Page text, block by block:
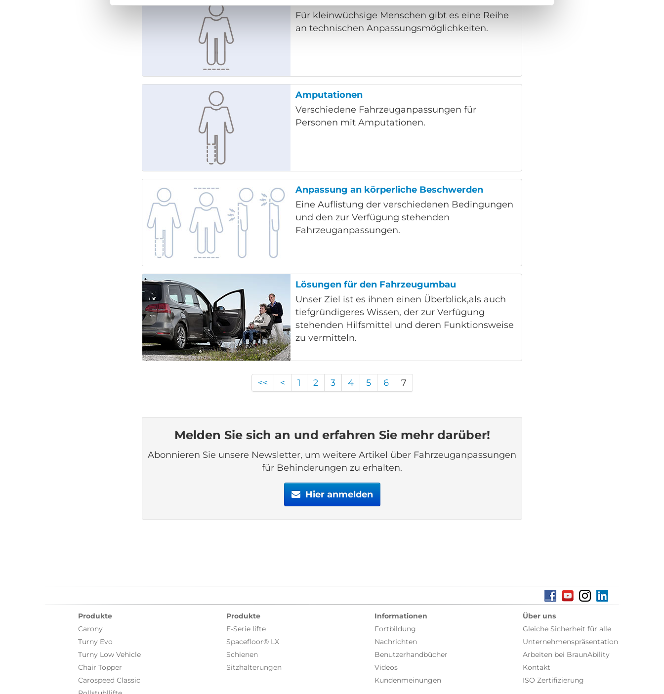
Für kleinwüchsige Menschen gibt es eine Reihe
an technischen Anpassungsmöglichkeiten.
Amputationen
Verschiedene Fahrzeuganpassungen für
Personen mit Amputationen.
Anpassung an körperliche Beschwerden
Eine Auflistung der verschiedenen Bedingungen
und den zur Verfügung stehenden
Fahrzeuganpassungen.
Lösungen für den Fahrzeugumbau
Unser Ziel ist es ihnen einen Überblick,als auch
tiefgründigeres Wissen, der zur Verfügung
stehenden Hilfsmittel und deren Funktionsweise
zu vermitteln.
<< < 1 2 3 4 5 6 7
Melden Sie sich an und erfahren Sie mehr darüber!
Abonnieren Sie unsere Newsletter, um weitere Artikel über Fahrzeuganpassungen
für Behinderungen zu erhalten.
Hier anmelden
Produkte
Carony
Turny Evo
Turny Low Vehicle
Chair Topper
Carospeed Classic
Produkte
E-Serie lifte
Spacefloor® LX
Schienen
Sitzhalterungen
Informationen
Fortbildung
Nachrichten
Benutzerhandbücher
Videos
Kundenmeinungen
Über uns
Gleiche Sicherheit für alle
Unternehmenspräsentation
Arbeiten bei BraunAbility
Kontakt
ISO Zertifizierung